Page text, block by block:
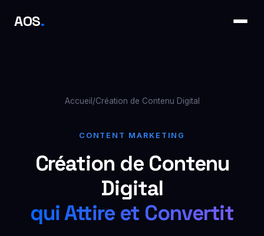
AOS.
Accueil /Création de Contenu Digital
CONTENT MARKETING
Création de Contenu
Digital
qui Attire et Convertit